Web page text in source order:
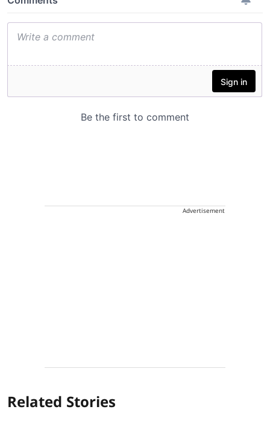
Advertisement
Related Stories